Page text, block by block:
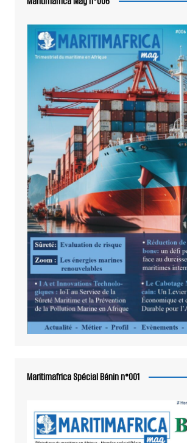
Maritimafrica Spécial Bénin n°001